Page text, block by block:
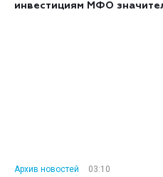
инвестициям МФО
Архив новостей
03:10